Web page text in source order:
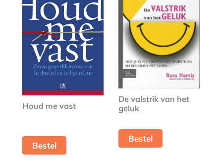
Houd me vast
Bestel
De valstrik van het
geluk
Bestel